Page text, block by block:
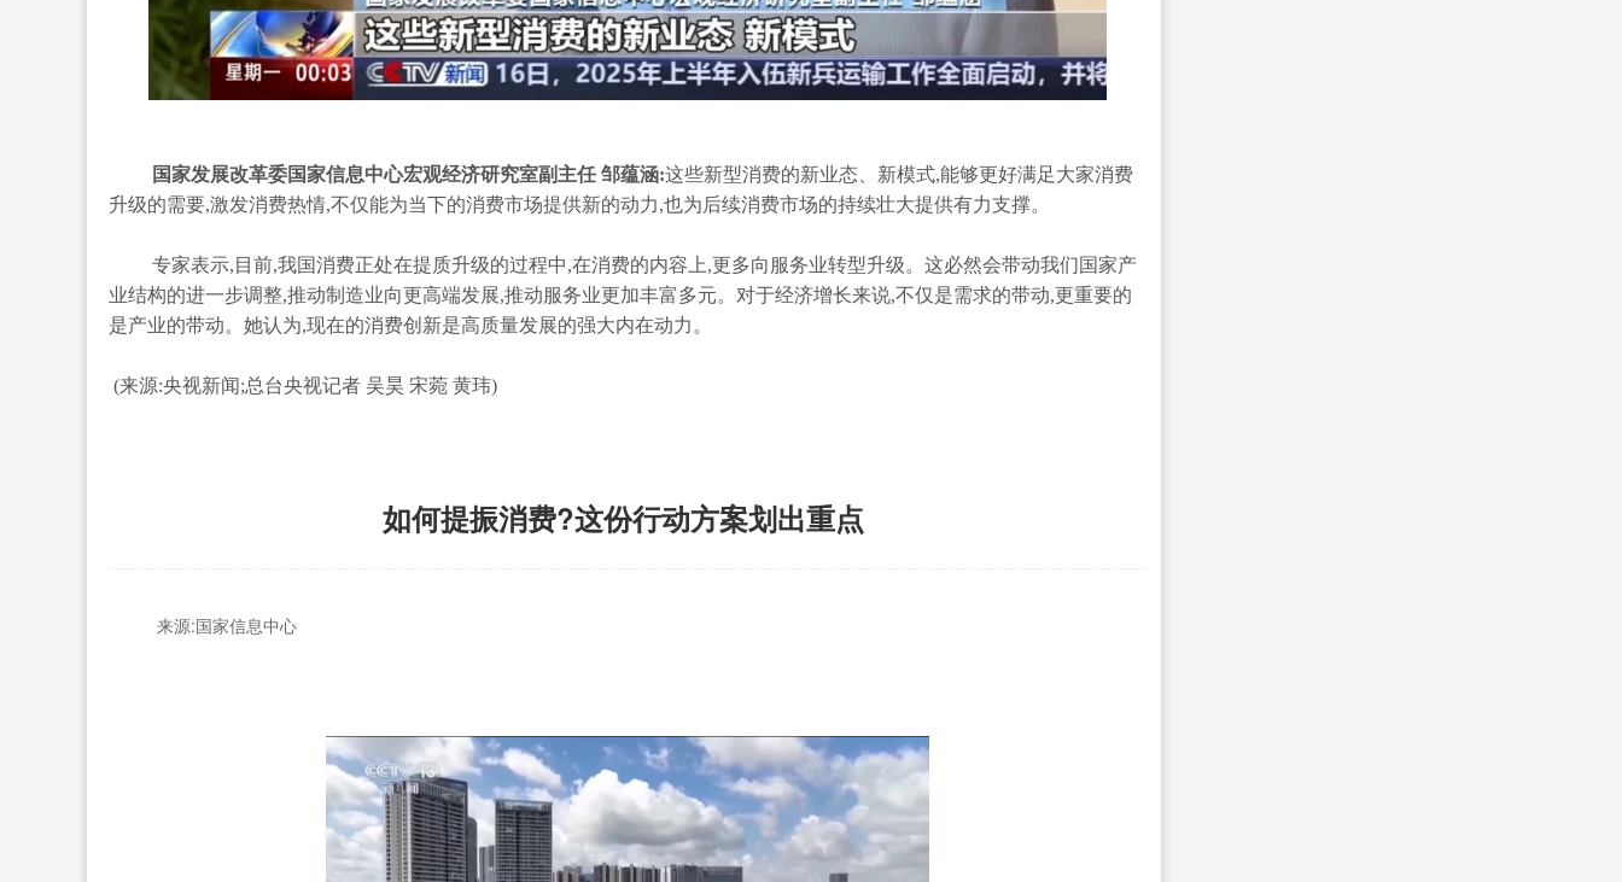
国家发展改革委国家信息中心宏观经济研究室副主任 邹蕴涵:这些新型消费的新业态、新模式,能够更好满足大家消费
升级的需要,激发消费热情,不仅能为当下的消费市场提供新的动力,也为后续消费市场的持续壮大提供有力支撑。
专家表示,目前,我国消费正处在提质升级的过程中,在消费的内容上,更多向服务业转型升级。这必然会带动我们国家产
业结构的进一步调整,推动制造业向更高端发展,推动服务业更加丰富多元。对于经济增长来说,不仅是需求的带动,更重要的
是产业的带动。她认为,现在的消费创新是高质量发展的强大内在动力。
(来源:央视新闻;总台央视记者 吴昊 宋菀 黄玮)
如何提振消费?这份行动方案划出重点
来源:国家信息中心